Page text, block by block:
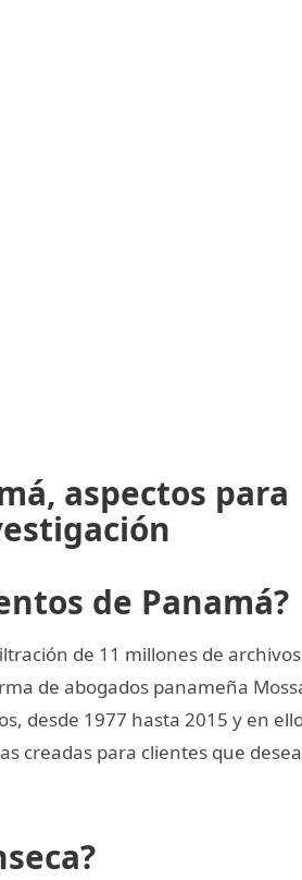
aspectos para
de Panamá?
de 11 millones de
de abogados panameña
desde 1977 hasta 2015 y en
creadas para clientes que